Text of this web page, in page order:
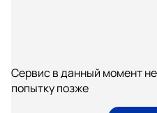
Сервис в данный момент
попытку позже